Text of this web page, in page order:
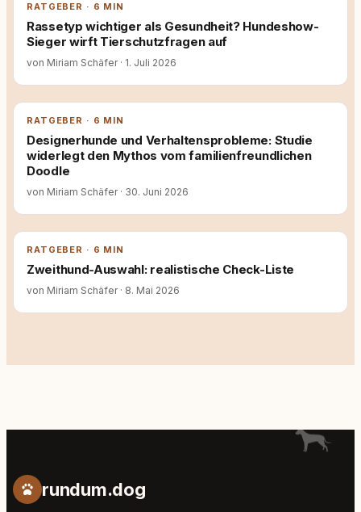
RATGEBER · 6 MIN
Rassetyp wichtiger als Gesundheit? Hundeshow-
Sieger wirft Tierschutzfragen auf
von Miriam Schäfer · 1. Juli 2026
RATGEBER · 6 MIN
Designerhunde und Verhaltensprobleme: Studie
widerlegt den Mythos vom familienfreundlichen
Doodle
von Miriam Schäfer · 30. Juni 2026
RATGEBER · 6 MIN
Zweithund-Auswahl: realistische Check-Liste
von Miriam Schäfer · 8. Mai 2026
rundum.dog